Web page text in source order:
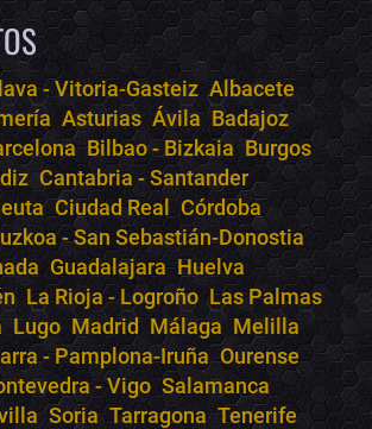
- Vitoria-Gasteiz Albacete
Asturias Ávila Badajoz
Bilbao - Bizkaia Burgos
Cantabria - Santander
Ciudad Real
Córdoba
- San Sebastián-Donostia
Guadalajara Huelva
La Rioja - Logroño Las Palmas
Lugo Madrid Málaga Melilla
- Pamplona-Iruña Ourense
- Vigo Salamanca
Soria Tarragona Tenerife
· conciertos.club
· Te ayudo a encontrar conciertos